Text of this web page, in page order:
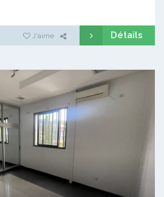
J'aime Détails